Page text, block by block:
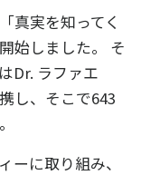
真実を知ってく
始しました。 そ
Dr. ラファエ
し、そこで643
ーに取り組み、